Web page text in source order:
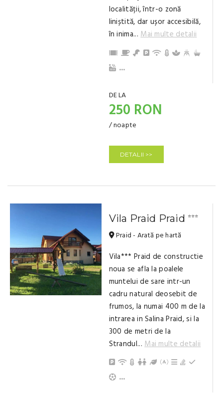
localității, într-o zonă
liniștită, dar ușor accesibilă,
în inima...Mai multe detalii
Acceptăm carduri de vacanță
Mic dejun
Demipensiune
ParcareInternet / Wi-Fi
ÎncălzireWellness, Spa
...
DE LA
250 RON
/ noapte
DETALII >>
Vila Praid Praid ⭐⭐⭐
Praid - Arată pe hartă
Vila*** Praid de constructie
noua se afla la poalele
muntelui de sare intr-un
cadru natural deosebit de
frumos, la numai 400 m de la
intrarea in Salina Praid, si la
300 de metri de la
Strandul...Mai multe detalii
ParcareInternet / Wi-Fi
Încălzire centrală (pe gaz)
Teren de joacă pentru
Grădină / Curte /
Posibilitate de
GrătarCeaun
...